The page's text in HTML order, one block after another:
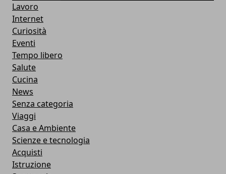
Lavoro
Internet
Curiosità
Eventi
Tempo libero
Salute
Cucina
News
Senza categoria
Viaggi
Casa e Ambiente
Scienze e tecnologia
Acquisti
Istruzione